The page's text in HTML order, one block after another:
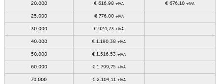
20.000 € 616,98+IVA € 676,10+IVA
25.000 € 776,00 +IVA
30.000 € 924,73+IVA
40.000 € 1.190,38+IVA
50.000 € 1.516,53+IVA
60.000 € 1.799,75 +IVA
70.000 € 2.104,11 +IVA